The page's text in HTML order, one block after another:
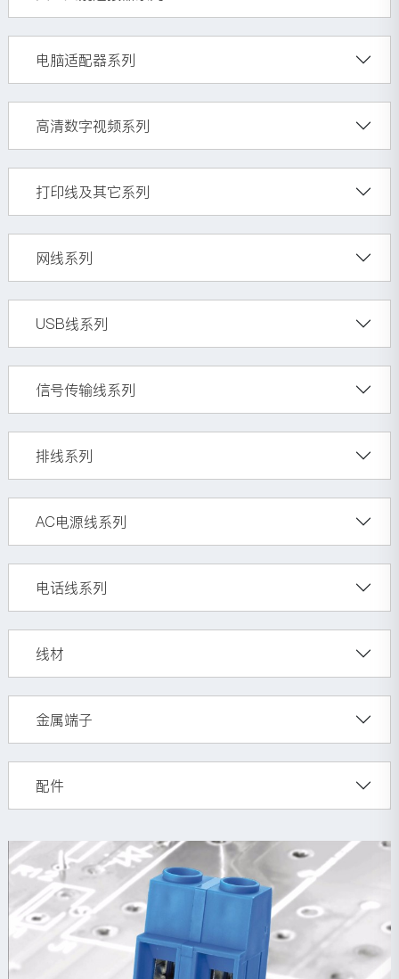
电脑适配器系列
高清数字视频系列
打印线及其它系列
网线系列
USB线系列
信号传输线系列
排线系列
AC电源线系列
电话线系列
线材
金属端子
配件